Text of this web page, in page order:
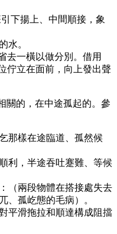
下揚上、中間順接，象
水。
去一橫以做分別。借用
佇立在面前，向上發出聲
關的，在中途孤起的。參
那樣在途臨道、孤然候
利，半途吞吐蹇難、等候
（兩段物體在搭接處失去
、孤屹態的毛病）。
平滑拖拉和順達構成阻擋